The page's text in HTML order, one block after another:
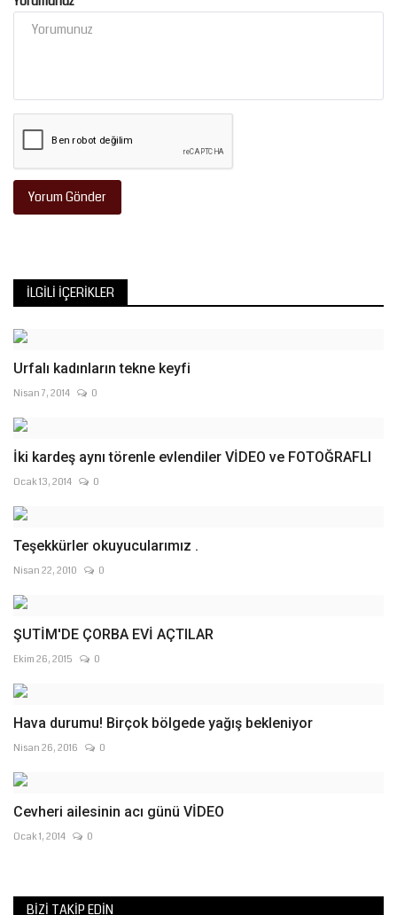
Yorum Gönder
İLGILI İÇERIKLER
Urfalı kadınların tekne keyfi
Nisan 7, 2014 0
İki kardeş aynı törenle evlendiler VİDEO ve FOTOĞRAFLI
Ocak 13, 2014 0
Teşekkürler okuyucularımız .
Nisan 22, 2010 0
ŞUTİM'DE ÇORBA EVİ AÇTILAR
Ekim 26, 2015 0
Hava durumu! Birçok bölgede yağış bekleniyor
Nisan 26, 2016 0
Cevheri ailesinin acı günü VİDEO
Ocak 1, 2014 0
BIZI TAKIP EDIN